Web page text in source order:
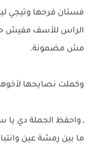
فستان فرحها وتيجي
الراس للأسف مفيش
مش مضمونة.
وكملت نصايحها
ـ واحفظ الجملة دي يا
ما بين رمشة عين